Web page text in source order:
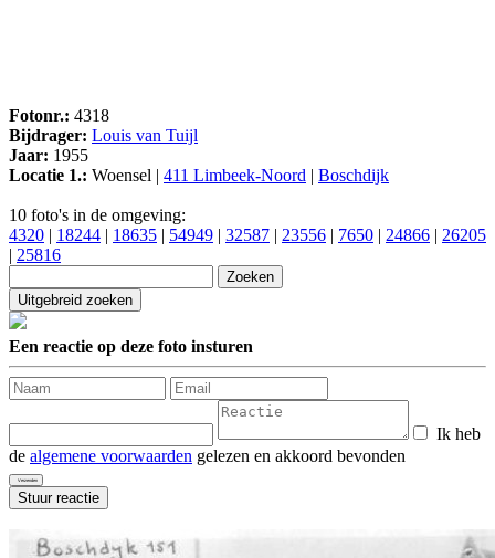
Fotonr.: 4318
Bijdrager: Louis van Tuijl
Jaar: 1955
Locatie 1.: Woensel | 411 Limbeek-Noord | Boschdijk
10 foto's in de omgeving:
4320 | 18244 | 18635 | 54949 | 32587 | 23556 | 7650 | 24866 | 26205
| 25816
Een reactie op deze foto insturen
Ik heb
de algemene voorwaarden gelezen en akkoord bevonden